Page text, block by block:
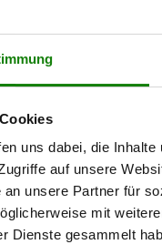
uns dabei, die
auf unsere
an unsere Partner für
mit
Dienste gesammelt
B
actualisées plusieurs fois par
Coloris